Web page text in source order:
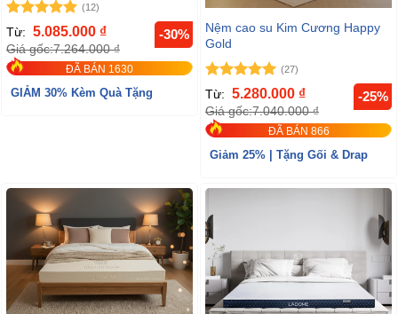
Được xếp
hạng5
5
sao
(12)
Từ: 5.085.000 ₫
Giá gốc:7.264.000₫
-30%
ĐÃ BÁN 1630
GIẢM 30% Kèm Quà Tặng
Nệm cao su Kim Cương Happy
Gold
Được xếp
hạng4.96
5 sao
(27)
Từ: 5.280.000 ₫
Giá gốc:7.040.000₫
-25%
ĐÃ BÁN 866
Giảm 25% | Tặng Gối & Drap